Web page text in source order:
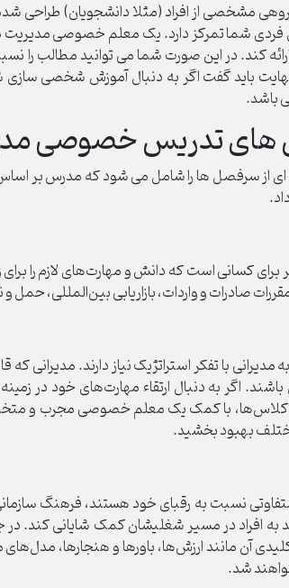
مشخصی از افراد (مثلا دانشجویان) طراحی شده
شما تمرکز دارد. یک معلم خصوصی
کند. در این صورت شما می توانید مطالب
نهایت باید گفت اگر به دنبال آموزش شخصی
باشد.
های تدریس خصوصی
سرفصل ها را شامل می شود که مدرس بر اساس
کسانی است که دانش و مهارت‌های لازم را
صادرات و واردات، بازاریابی بین‌المللی،
مدیرانی با تفکر استراتژیک نیاز دارند.
اگر به دنبال ارتقاء مهارت‌های خود در
کلاس‌ها، با کمک یک معلم خصوصی مجرب و
بهبود بخشید.
نسبت به رقبای خود هستند، فرهنگ
به افراد در مسیر شغلیشان کمک شایانی کند.
آن مانند ارزش‌ها، باورها و هنجارها،
شد.